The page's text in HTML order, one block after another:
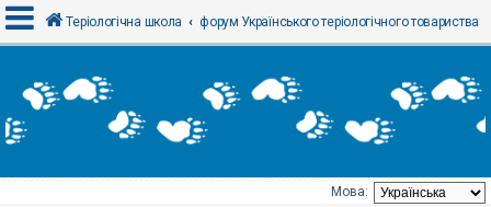
х
і
Теріологічна школа форум Українського теріологічного товариства
Мова: